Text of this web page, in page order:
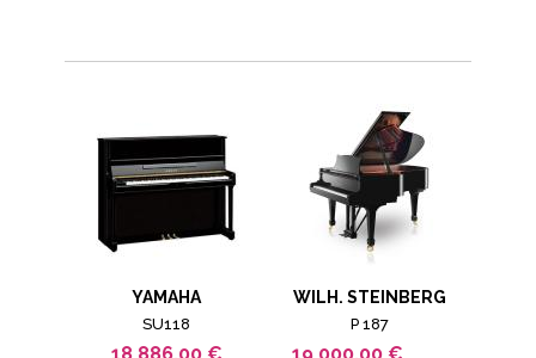
YAMAHA
SU118
WILH. STEINBERG
P 187